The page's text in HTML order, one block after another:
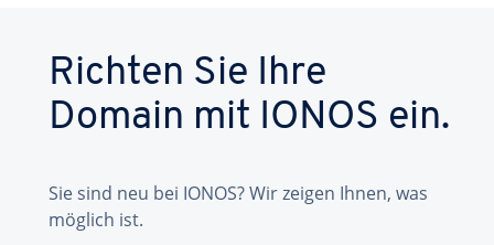
Richten Sie Ihre
Domain mit IONOS ein.
Sie sind neu bei IONOS? Wir zeigen Ihnen, was
möglich ist.